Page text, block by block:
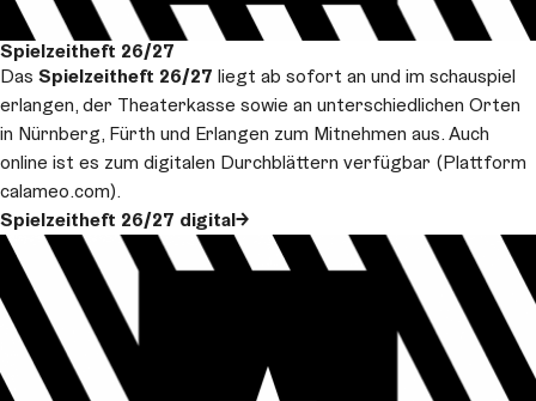
Spielzeitheft 26/27
Das Spielzeitheft 26/27 liegt ab sofort an und im schauspiel
erlangen, der Theaterkasse sowie an unterschiedlichen Orten
in Nürnberg, Fürth und Erlangen zum Mitnehmen aus. Auch
online ist es zum digitalen Durchblättern verfügbar (Plattform
calameo.com).
Spielzeitheft 26/27 digital